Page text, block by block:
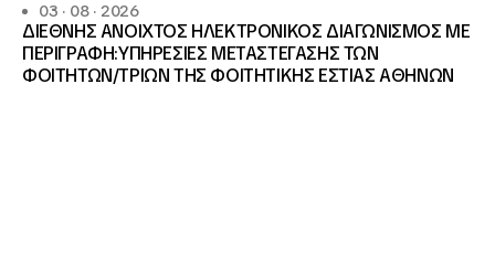
03 · 08 · 2026
ΔΙΕΘΝΗΣ ΑΝΟΙΧΤΟΣ ΗΛΕΚΤΡΟΝΙΚΟΣ ΔΙΑΓΩΝΙΣΜΟΣ ΜΕ
ΠΕΡΙΓΡΑΦΗ:ΥΠΗΡΕΣΙΕΣ METAΣΤΕΓΑΣΗΣ ΤΩΝ
ΦΟΙΤΗΤΩΝ/ΤΡΙΩΝ ΤΗΣ ΦΟΙΤΗΤΙΚΗΣ ΕΣΤΙΑΣ ΑΘΗΝΩΝ